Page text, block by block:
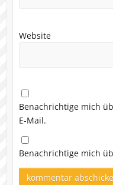
Website
Benachrichtige mich
E-Mail.
Benachrichtige mich